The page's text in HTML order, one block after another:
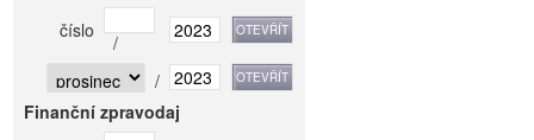
číslo
/
/
Finanční zpravodaj